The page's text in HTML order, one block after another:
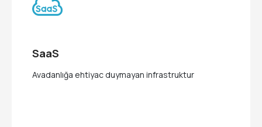
SaaS
Avadanlığa ehtiyac duymayan infrastruktur